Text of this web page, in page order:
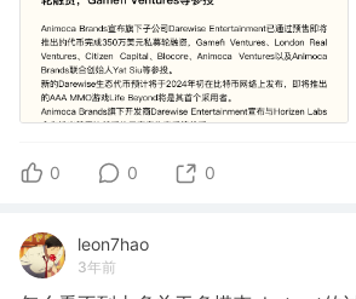
0 0 0
leon7hao
3年前